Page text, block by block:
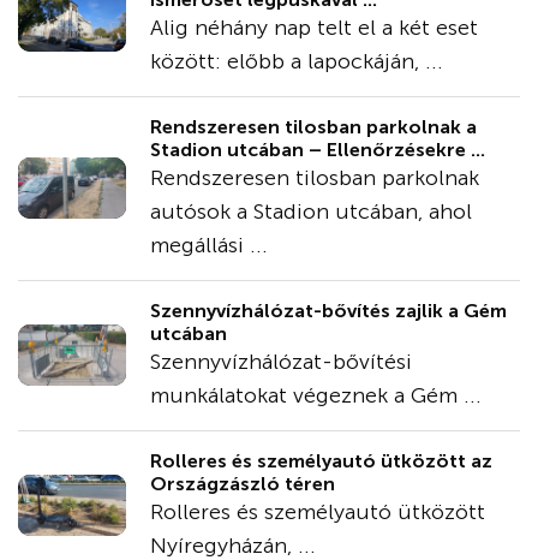
Alig néhány nap telt el a két eset
között: előbb a lapockáján, ...
Rendszeresen tilosban parkolnak a
Stadion utcában – Ellenőrzésekre ...
Rendszeresen tilosban parkolnak
autósok a Stadion utcában, ahol
megállási ...
Szennyvízhálózat-bővítés zajlik a Gém
utcában
Szennyvízhálózat-bővítési
munkálatokat végeznek a Gém ...
Rolleres és személyautó ütközött az
Országzászló téren
Rolleres és személyautó ütközött
Nyíregyházán, ...